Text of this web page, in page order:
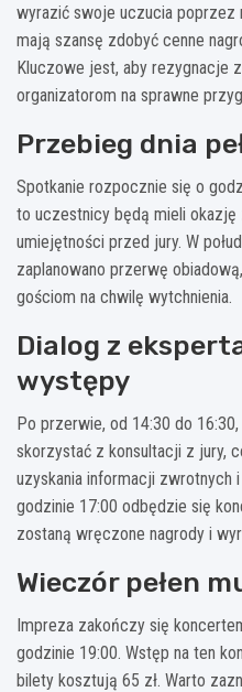
wyrazić swoje uczucia
mają szansę zdobyć cenne
Kluczowe jest, aby rezygnacje
organizatorom na sprawne
Przebieg dnia
Spotkanie rozpocznie się o
to uczestnicy będą mieli
umiejętności przed jury. W
zaplanowano przerwę
gościom na chwilę wytchnienia.
Dialog z
występy
Po przerwie, od 14:30 do
skorzystać z konsultacji z jury,
uzyskania informacji zwrotnych
godzinie 17:00 odbędzie się
zostaną wręczone nagrody i
Wieczór pełen
Impreza zakończy się
godzinie 19:00. Wstęp na ten
bilety kosztują 65 zł. Warto